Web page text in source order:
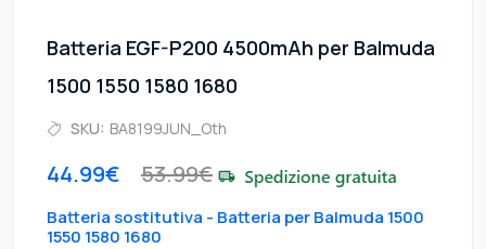
Batteria EGF-P200 4500mAh per Balmuda
1500 1550 1580 1680
SKU: BA8199JUN_Oth
44.99€ 53.99€
Batteria sostitutiva - Batteria per Balmuda 1500
1550 1580 1680